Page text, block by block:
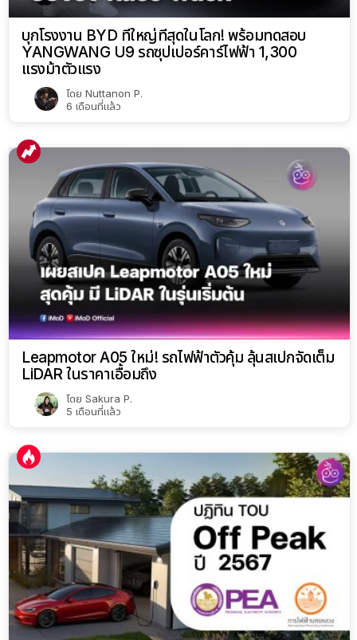
บุกโรงงาน BYD ที่ใหญ่ที่สุดในโลก! พร้อมทดสอบ
YANGWANG U9 รถซุปเปอร์คาร์ไฟฟ้า 1,300
แรงม้าตัวแรง
โดย Nuttanon P.
6 เดือนที่แล้ว
Leapmotor A05 ใหม่! รถไฟฟ้าตัวคุ้ม ลุ้นสเปกจัดเต็ม
LiDAR ในราคาเอื้อมถึง
โดย Sakura P.
5 เดือนที่แล้ว